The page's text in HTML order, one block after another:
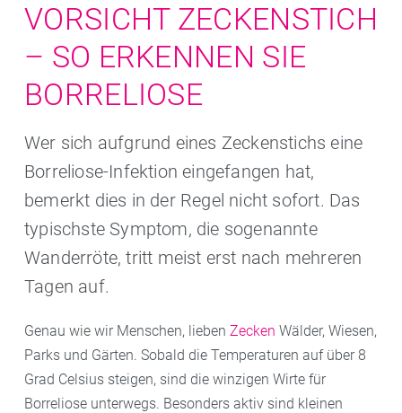
VORSICHT ZECKENSTICH
– SO ERKENNEN SIE
BORRELIOSE
Wer sich aufgrund eines Zeckenstichs eine
Borreliose-Infektion eingefangen hat,
bemerkt dies in der Regel nicht sofort. Das
typischste Symptom, die sogenannte
Wanderröte, tritt meist erst nach mehreren
Tagen auf.
Genau wie wir Menschen, lieben Zecken Wälder, Wiesen,
Parks und Gärten. Sobald die Temperaturen auf über 8
Grad Celsius steigen, sind die winzigen Wirte für
Borreliose unterwegs. Besonders aktiv sind kleinen